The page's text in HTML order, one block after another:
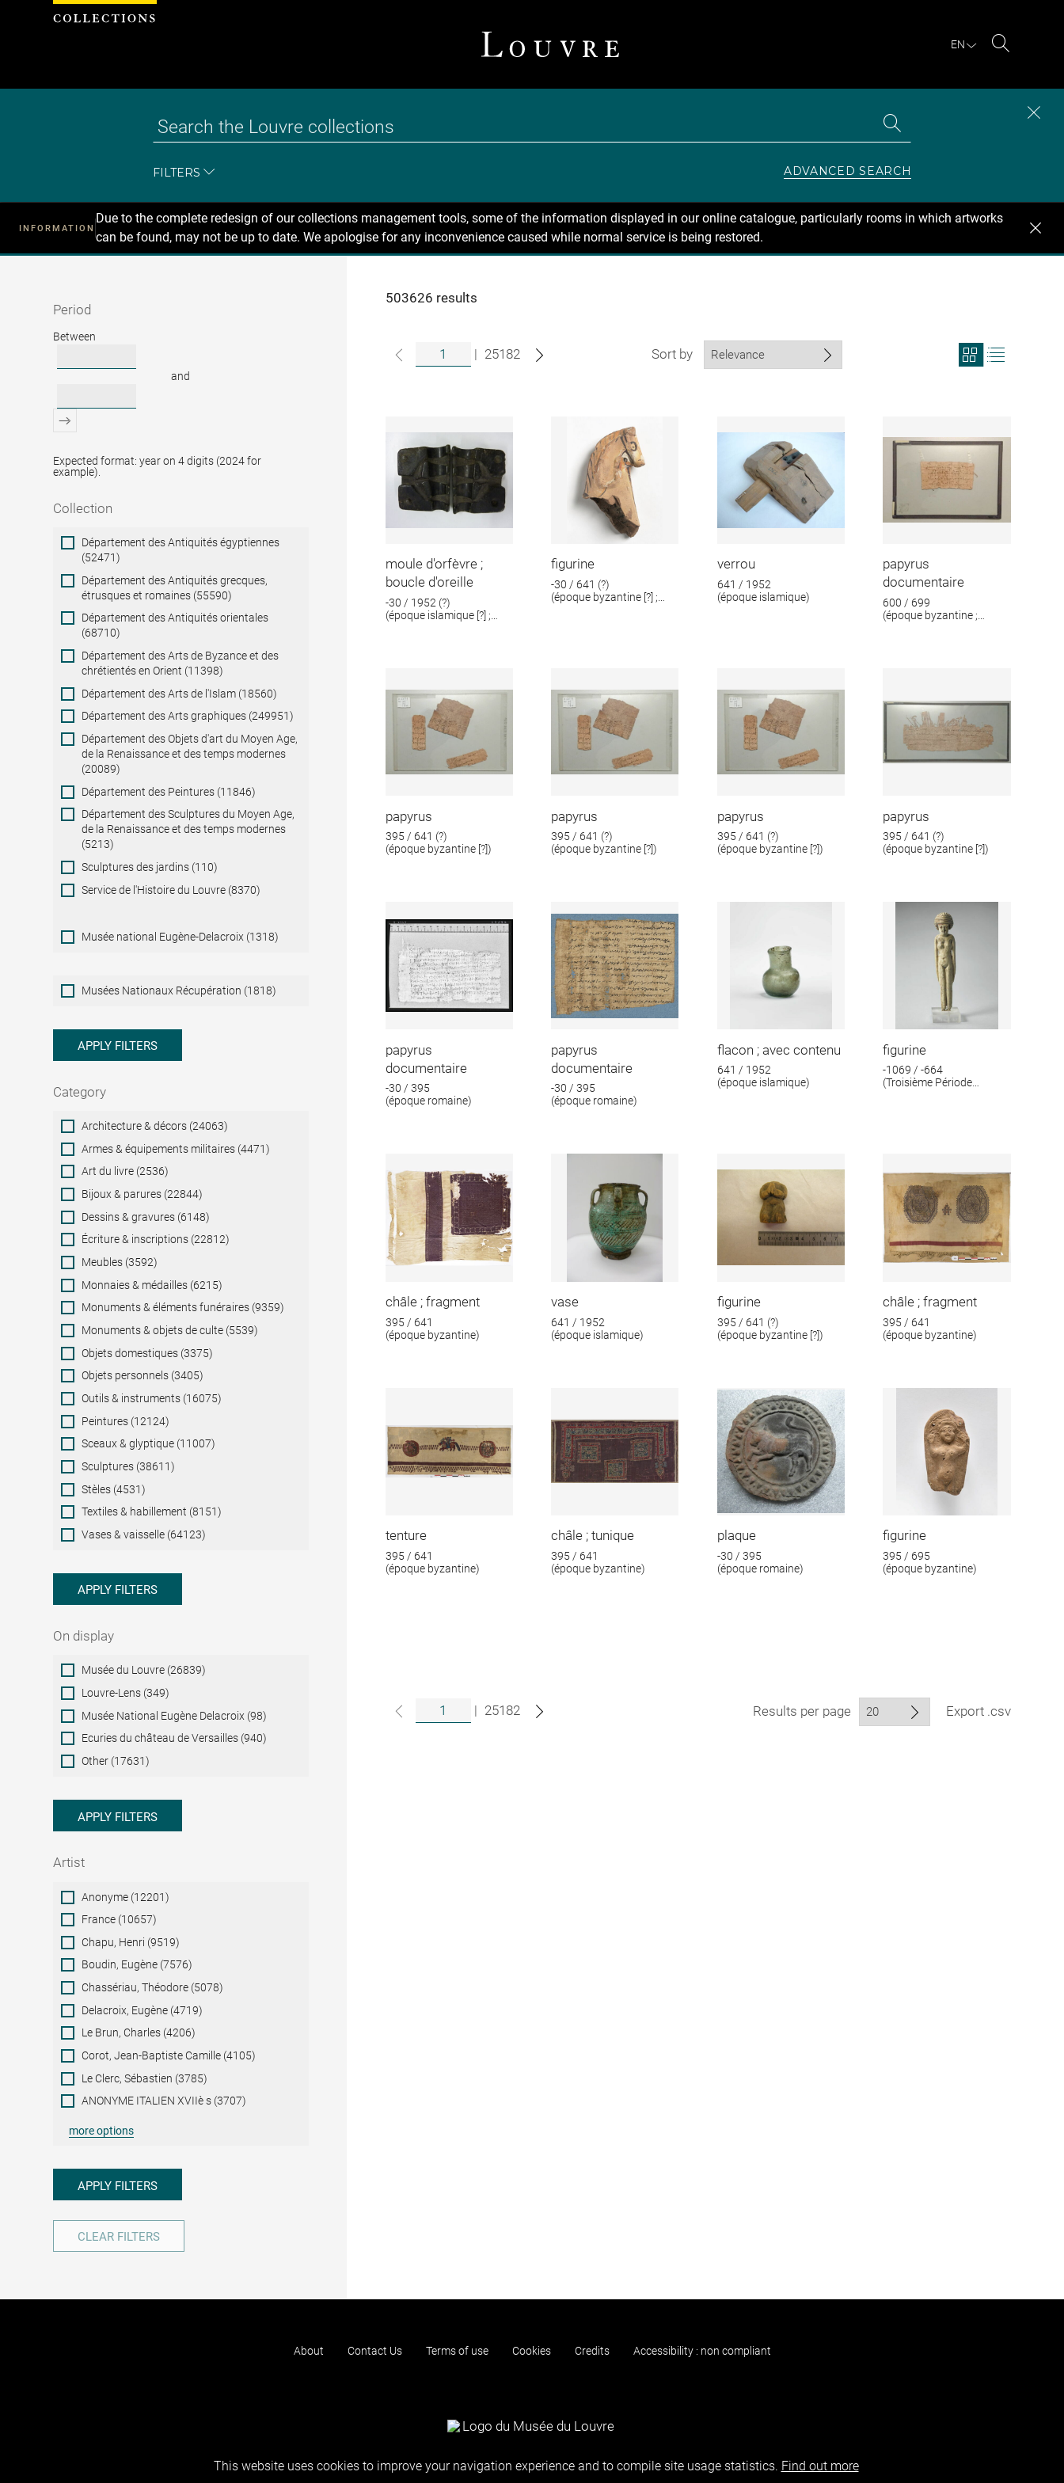
EN
FILTERS ADVANCED SEARCH
INFORMATION
Due to the complete redesign of our collections management tools, some of the information displayed in our online catalogue, particularly rooms in which artworks
can be found, may not be up to date. We apologise for any inconvenience caused while normal service is being restored.
Recherche
Period
Period
Between
and
Expected format: year on 4 digits (2024 for
example).
Collection
Collection
Département des Antiquités égyptiennes
(52471)
Département des Antiquités grecques,
étrusques et romaines (55590)
Département des Antiquités orientales
(68710)
Département des Arts de Byzance et des
chrétientés en Orient (11398)
Département des Arts de l'Islam (18560)
Département des Arts graphiques (249951)
Département des Objets d'art du Moyen Age,
de la Renaissance et des temps modernes
(20089)
Département des Peintures (11846)
Département des Sculptures du Moyen Age,
de la Renaissance et des temps modernes
(5213)
Sculptures des jardins (110)
Service de l'Histoire du Louvre (8370)
Musée national Eugène-Delacroix (1318)
Musées
Nationaux
Musées Nationaux Récupération (1818)
APPLY FILTERS
Category
Category
Architecture & décors (24063)
Armes & équipements militaires (4471)
Art du livre (2536)
Bijoux & parures (22844)
Dessins & gravures (6148)
Écriture & inscriptions (22812)
Meubles (3592)
Monnaies & médailles (6215)
Monuments & éléments funéraires (9359)
Monuments & objets de culte (5539)
Objets domestiques (3375)
Objets personnels (3405)
Outils & instruments (16075)
Peintures (12124)
Sceaux & glyptique (11007)
Sculptures (38611)
Stèles (4531)
Textiles & habillement (8151)
Vases & vaisselle (64123)
APPLY FILTERS
On display
On
display
Musée du Louvre (26839)
Louvre-Lens (349)
Musée National Eugène Delacroix (98)
Ecuries du château de Versailles (940)
Other (17631)
APPLY FILTERS
Artist
ArtistAnonyme (12201)
France (10657)
Chapu, Henri (9519)
Boudin, Eugène (7576)
Chassériau, Théodore (5078)
Delacroix, Eugène (4719)
Le Brun, Charles (4206)
Corot, Jean-Baptiste Camille (4105)
Le Clerc, Sébastien (3785)
ANONYME ITALIEN XVIIè s (3707)
more options
APPLY FILTERS
CLEAR FILTERS
503626 results
| 25182 Sort by
View
search
moule d'orfèvre ;
boucle d'oreille
-30 / 1952 (?)
(époque islamique [?] ;
figurine
-30 / 641 (?)
(époque byzantine [?] ;
verrou
641 / 1952
(époque islamique)
papyrus
documentaire
600 / 699
(époque byzantine ;
papyrus
395 / 641 (?)
(époque byzantine [?])
papyrus
395 / 641 (?)
(époque byzantine [?])
papyrus
395 / 641 (?)
(époque byzantine [?])
papyrus
395 / 641 (?)
(époque byzantine [?])
papyrus
documentaire
-30 / 395
(époque romaine)
papyrus
documentaire
-30 / 395
(époque romaine)
flacon ; avec contenu
641 / 1952
(époque islamique)
figurine
-1069 / -664
(Troisième Période
châle ; fragment
395 / 641
(époque byzantine)
vase
641 / 1952
(époque islamique)
figurine
395 / 641 (?)
(époque byzantine [?])
châle ; fragment
395 / 641
(époque byzantine)
tenture
395 / 641
(époque byzantine)
châle ; tunique
395 / 641
(époque byzantine)
plaque
-30 / 395
(époque romaine)
figurine
395 / 695
(époque byzantine)
| 25182 Results per page Export .csv
About Contact Us Terms of use Cookies Credits Accessibility : non compliant
Cookies management panel
This website uses cookies to improve your navigation experience and to compile site usage statistics. Find out more